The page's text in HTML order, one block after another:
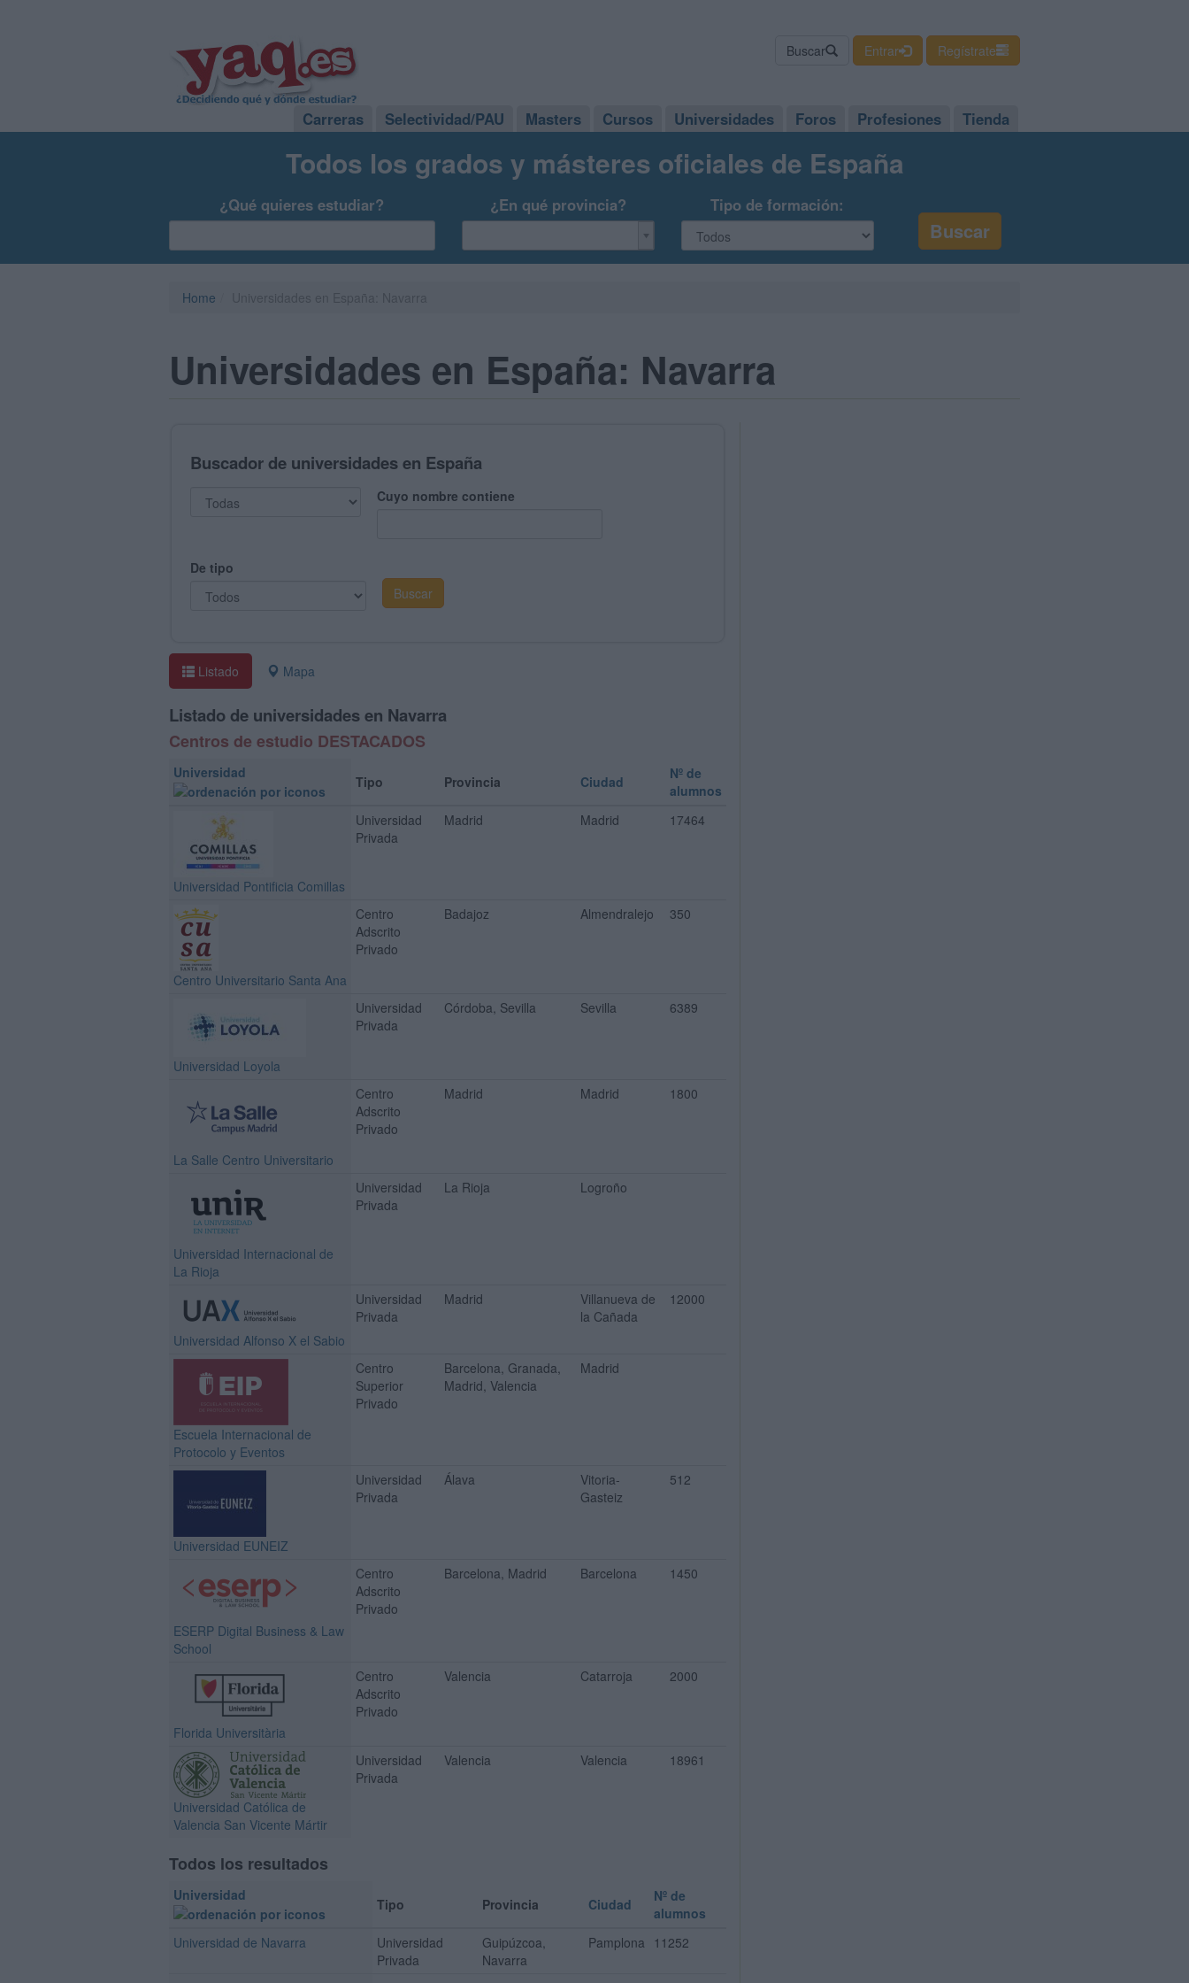
Buscar Entrar Regístrate
Carreras Selectividad/PAU Masters Cursos Universidades Foros Profesiones Tienda
Todos los grados y másteres oficiales de España
¿Qué quieres estudiar? ¿En qué provincia? Tipo de formación:
Home
Universidades en España: Navarra
Buscador de universidades en España
Cuyo nombre contiene
De tipo
Listado Mapa
Listado de universidades en Navarra
Centros de estudio DESTACADOS
Universidad
Tipo Provincia Ciudad
Nº de
alumnos
Universidad Pontificia Comillas
Universidad
Privada
Madrid Madrid 17464
Centro Universitario Santa Ana
Centro
Adscrito
Privado
Badajoz Almendralejo 350
Universidad Loyola
Universidad
Privada
Córdoba, Sevilla Sevilla 6389
La Salle Centro Universitario
Centro
Adscrito
Privado
Madrid Madrid 1800
Universidad Internacional de
La Rioja
Universidad
Privada
La Rioja Logroño
Universidad Alfonso X el Sabio
Universidad
Privada
Madrid
Villanueva de
la Cañada
12000
Escuela Internacional de
Protocolo y Eventos
Centro
Superior
Privado
Barcelona, Granada,
Madrid, Valencia
Madrid
Universidad EUNEIZ
Universidad
Privada
Álava
Vitoria-
Gasteiz
512
ESERP Digital Business & Law
School
Centro
Adscrito
Privado
Barcelona, Madrid Barcelona 1450
Florida Universitària
Centro
Adscrito
Privado
Valencia Catarroja 2000
Universidad Católica de
Valencia San Vicente Mártir
Universidad
Privada
Valencia Valencia 18961
Todos los resultados
Universidad
Tipo Provincia Ciudad
Nº de
alumnos
Universidad de Navarra
Universidad
Privada
Guipúzcoa,
Navarra
Pamplona 11252